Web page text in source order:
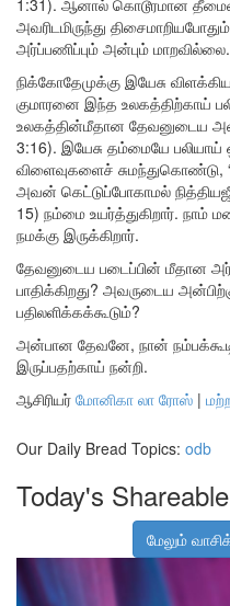
1:31). ஆனால் கொடூரமான
அவரிடமிருந்து
அர்ப்பணிப்பும் அன்பும் மாறவில்லை.
நிக்கோதேமுக்கு இயேசு
குமாரனை இந்த உலகத்திற்காய்
உலகத்தின்மீதான தேவனுடைய
3:16). இயேசு தம்மையே
விளைவுகளைச்
அவன் கெட்டுப்போகாமல்
15) நம்மை உயர்த்துகிறார். நாம்
நமக்கு இருக்கிறார்.
தேவனுடைய படைப்பின் மீதான
பாதிக்கிறது? அவருடைய
பதிலளிக்கக்கூடும்?
அன்பான தேவனே, நான்
இருப்பதற்காய் நன்றி.
ஆசிரியர் மோனிகா லா ரோஸ் |
Our Daily Bread Topics: odb
Today's
மேலும்